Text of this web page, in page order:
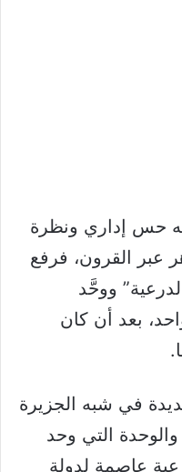
حس إداري ونظرة
عبر القرون، فرفع
ووحَّد
بعد أن كان
في شبه الجزيرة
والوحدة التي وحد
عاصمة لدولة